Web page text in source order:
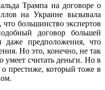
Трампа на договоре о
на Украине вызывала
что большинство экспертов
договор большей
предположения, что
Но это, конечно, не так
считать деньги. Но в
престиже, который тоже в